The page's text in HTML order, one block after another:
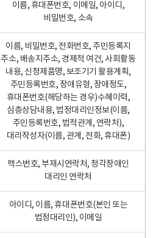
이름, 휴대폰번호, 이메일, 아이디,
비밀번호, 소속
이름, 비밀번호, 전화번호, 주민등록지
주소, 배송지주소, 경제적 여건, 사회활동
내용, 신청제품명, 보조기기 활용계획,
주민등록번호, 장애유형, 장애정도,
휴대폰번호(해당하는 경우)수혜이력,
심층상담내용, 법정대리인정보(이름,
주민등록번호, 법적관계, 연락처),
대리작성자(이름, 관계, 전화, 휴대폰)
팩스번호, 부재시연락처, 청각장애인
대리인 연락처
아이디, 이름, 휴대폰번호(본인 또는
법정대리인), 이메일